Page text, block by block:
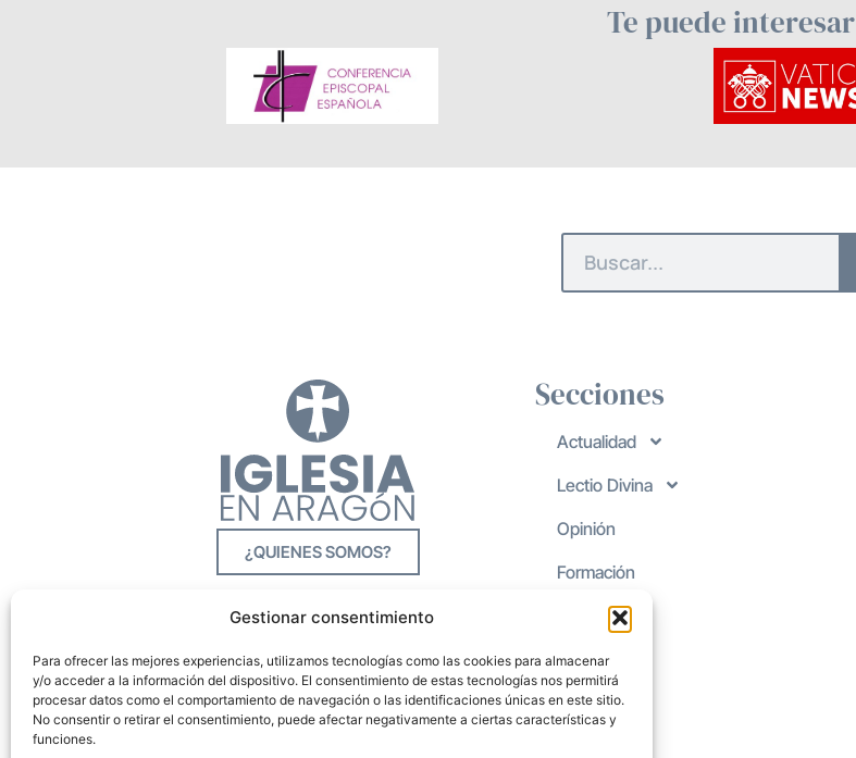
Gestionar consentimiento
Para ofrecer las mejores experiencias, utilizamos tecnologías como las cookies para almacenar
y/o acceder a la información del dispositivo. El consentimiento de estas tecnologías nos permitirá
procesar datos como el comportamiento de navegación o las identificaciones únicas en este sitio.
No consentir o retirar el consentimiento, puede afectar negativamente a ciertas características y
funciones.
Te puede interesar
¿QUIENES SOMOS?
Secciones
Actualidad
Lectio Divina
Opinión
Formación